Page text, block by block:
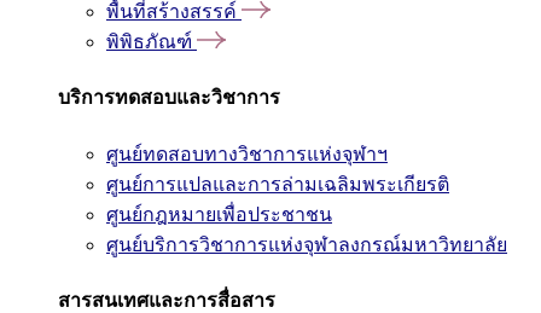
พื้นที่สร้างสรรค์
พิพิธภัณฑ์
บริการทดสอบและวิชาการ
ศูนย์ทดสอบทางวิชาการแห่งจุฬาฯ
ศูนย์การแปลและการล่ามเฉลิมพระเกียรติ
ศูนย์กฎหมายเพื่อประชาชน
ศูนย์บริการวิชาการแห่งจุฬาลงกรณ์มหาวิทยาลัย
สารสนเทศและการสื่อสาร